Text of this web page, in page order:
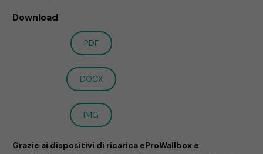
Download
PDF
DOCX
IMG
Grazie ai dispositivi di ricarica eProWallbox e